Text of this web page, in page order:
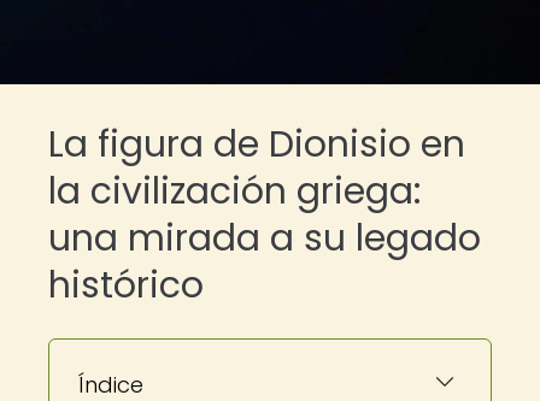
La figura de Dionisio en
la civilización griega:
una mirada a su legado
histórico
Índice